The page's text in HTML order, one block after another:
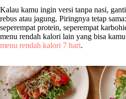
Kalau kamu ingin versi tanpa nasi,
rebus atau jagung. Piringnya tetap
seperempat protein, seperempat
menu rendah kalori lain yang bisa
menu rendah kalori 7 hari.